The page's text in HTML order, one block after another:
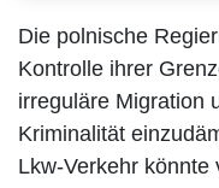
Die polnische
Kontrolle ihrer
irreguläre Migration
Kriminalität
Lkw-Verkehr